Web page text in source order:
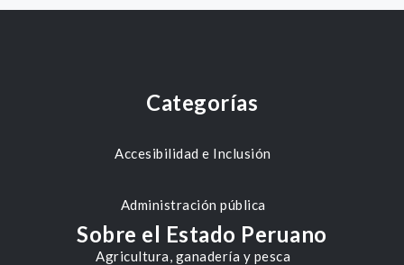
Categorías
Accesibilidad e Inclusión
Administración pública
Agricultura, ganadería y pesca
Sobre el Estado Peruano